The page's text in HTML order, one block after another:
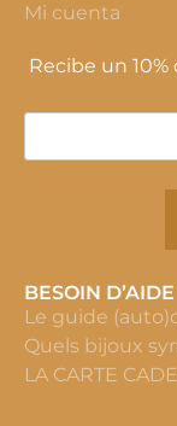
Mi cuenta
Recibe un
BESOIN
Le guide
Quels bijoux
LA CARTE